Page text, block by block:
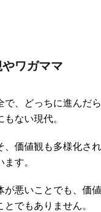
ワガママ
で、どっちに進んだ
ない現代。
、価値観も多様化さ
す。
が悪いことでも、価
でもありません。